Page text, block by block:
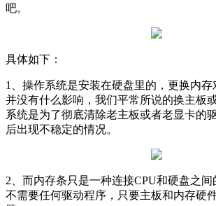
吧。
具体如下：
1、操作系统是安装在硬盘里的，更换内
并没有什么影响，我们平常所说的换主板
系统是为了彻底清除老主板或者老显卡的
后出现不稳定的情况。
2、而内存条只是一种连接CPU和硬盘之
不需要任何驱动程序，只要主板和内存硬